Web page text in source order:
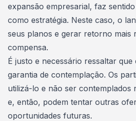
expansão empresarial, faz
como estratégia. Neste caso, o
seus planos e gerar retorno mais
compensa.
É justo e necessário ressaltar que
garantia de contemplação. Os
utilizá-lo e não ser contemplados
e, então, podem tentar outras
oportunidades futuras.